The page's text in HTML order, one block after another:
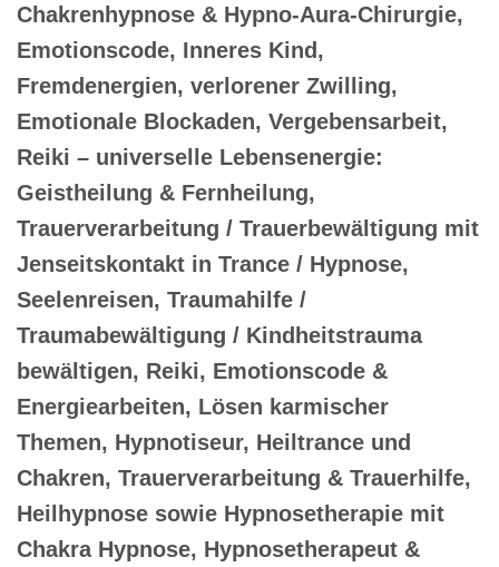
Chakrenhypnose & Hypno-Aura-Chirurgie,
Emotionscode, Inneres Kind,
Fremdenergien, verlorener Zwilling,
Emotionale Blockaden, Vergebensarbeit,
Reiki – universelle Lebensenergie:
Geistheilung & Fernheilung,
Trauerverarbeitung / Trauerbewältigung mit
Jenseitskontakt in Trance / Hypnose,
Seelenreisen, Traumahilfe /
Traumabewältigung / Kindheitstrauma
bewältigen, Reiki, Emotionscode &
Energiearbeiten, Lösen karmischer
Themen, Hypnotiseur, Heiltrance und
Chakren, Trauerverarbeitung & Trauerhilfe,
Heilhypnose sowie Hypnosetherapie mit
Chakra Hypnose, Hypnosetherapeut &